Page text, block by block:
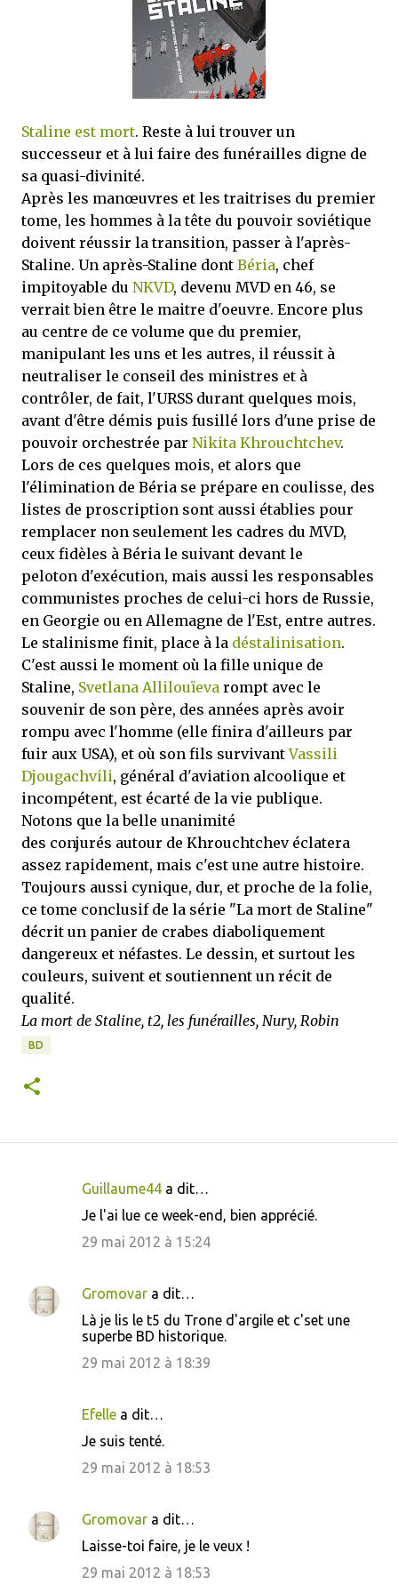
mettre sous tous les yeux. C'est cela...
Staline est mort. Reste à lui trouver un
successeur et à lui faire des funérailles digne de
sa quasi-divinité.
Après les manœuvres et les traitrises du premier
tome, les hommes à la tête du pouvoir soviétique
doivent réussir la transition, passer à l'après-
Staline. Un après-Staline dont Béria, chef
impitoyable du NKVD, devenu MVD en 46, se
verrait bien être le maitre d'oeuvre. Encore plus
au centre de ce volume que du premier,
manipulant les uns et les autres, il réussit à
neutraliser le conseil des ministres et à
contrôler, de fait, l'URSS durant quelques mois,
avant d'être démis puis fusillé lors d'une prise de
pouvoir orchestrée par Nikita Khrouchtchev.
Lors de ces quelques mois, et alors que
l'élimination de Béria se prépare en coulisse, des
listes de proscription sont aussi établies pour
remplacer non seulement les cadres du MVD,
ceux fidèles à Béria le suivant devant le
peloton d'exécution, mais aussi les responsables
communistes proches de celui-ci hors de Russie,
en Georgie ou en Allemagne de l'Est, entre autres.
Le stalinisme finit, place à la déstalinisation.
C'est aussi le moment où la fille unique de
Staline, Svetlana Allilouïeva rompt avec le
souvenir de son père, des années après avoir
rompu avec l'homme (elle finira d'ailleurs par
fuir aux USA), et où son fils survivantVassili
Djougachvili, général d'aviation alcoolique et
incompétent, est écarté de la vie publique.
Notons que la belle unanimité
des conjurés autour de Khrouchtchev éclatera
assez rapidement, mais c'est une autre histoire.
Toujours aussi cynique, dur, et proche de la folie,
ce tome conclusif de la série "La mort de Staline"
décrit un panier de crabes diaboliquement
dangereux et néfastes. Le dessin, et surtout les
couleurs, suivent et soutiennent un récit de
qualité.
La mort de Staline, t2, les funérailles, Nury, Robin
BD
e
Guillaume44 a dit…
Je l'ai lue ce week-end, bien apprécié.
29 mai 2012 à 15:24
Gromovar a dit…
Là je lis le t5 du Trone d'argile et c'set une
superbe BD historique.
29 mai 2012 à 18:39
Efelle a dit…
Je suis tenté.
29 mai 2012 à 18:53
Gromovar a dit…
Laisse-toi faire, je le veux !
29 mai 2012 à 18:53